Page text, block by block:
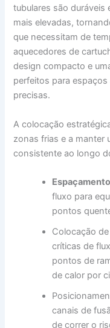
tubulares são
mais elevadas,
que necessitam de
aquecedores de
design compacto e
perfeitos para
precisas.
A colocação
zonas frias e a manter
consistente ao longo
fluxo para
pontos
Colocação
críticas de
pontos de
de calor por
canais de
de correr o